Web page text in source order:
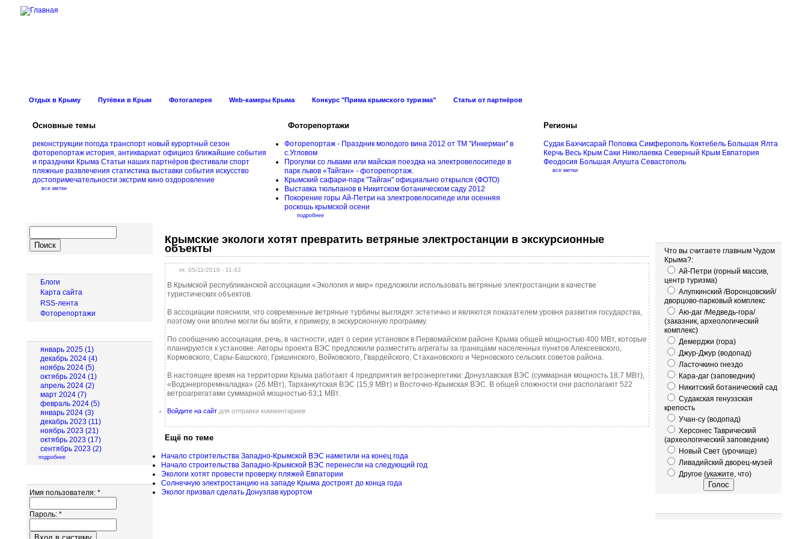
Отдых в Крыму Путёвки в Крым Фотогалерея Web-камеры Крыма Конкурс "Прима крымского туризма" Статьи от партнёров
Основные темы
реконструкции погода транспорт новый курортный сезон
фоторепортаж история, антиквариат официоз ближайшие события
и праздники Крыма Статьи наших партнёров фестивали спорт
пляжные развлечения статистика выставки события искусство
достопримечательности экстрим кино оздоровление
все метки
Фоторепортажи
Фоторепортаж - Праздник молодого вина 2012 от ТМ "Инкерман" в
с.Угловом
Прогулки cо львами или майская поездка на электровелосипеде в
парк львов «Тайган» - фоторепортаж.
Крымский сафари-парк "Тайган" официально открылся (ФОТО)
Выставка тюльпанов в Никитском ботаническом саду 2012
Покорение горы Ай-Петри на электровелосипеде или осенняя
роскошь крымской осени
подробнее
Регионы
Судак Бахчисарай Поповка Симферополь Коктебель Большая Ялта
Керчь Весь Крым Саки Николаевка Северный Крым Евпатория
Феодосия Большая Алушта Севастополь
все метки
Блоги
Карта сайта
RSS-лента
Фоторепортажи
январь 2025 (1)
декабрь 2024 (4)
ноябрь 2024 (5)
октябрь 2024 (1)
апрель 2024 (2)
март 2024 (7)
февраль 2024 (5)
январь 2024 (3)
декабрь 2023 (11)
ноябрь 2023 (21)
октябрь 2023 (17)
сентябрь 2023 (2)
подробнее
Имя пользователя: *
Пароль: *
Крымские экологи хотят превратить ветряные электростанции в экскурсионные
объекты
пт, 05/11/2010 - 11:42
В Крымской республиканской ассоциации «Экология и мир» предложили использовать ветряные электростанции в качестве
туристических объектов.
В ассоциации пояснили, что современные ветряные турбины выглядят эстетично и являются показателем уровня развития государства,
поэтому они вполне могли бы войти, к примеру, в экскурсионную программу.
По сообщению ассоциации, речь, в частности, идет о серии установок в Первомайском районе Крыма общей мощностью 400 МВт, которые
планируются к установке. Авторы проекта ВЭС предложили разместить агрегаты за границами населенных пунктов Алексеевского,
Кормовского, Сары-Башского, Гришинского, Войковского, Гвардейского, Стахановского и Черновского сельских советов района.
В настоящее время на территории Крыма работают 4 предприятия ветроэнергетики: Донузлавская ВЭС (суммарная мощность 18,7 МВт),
«Водэнергоремналадка» (26 МВт), Тарханкутская ВЭС (15,9 МВт) и Восточно-Крымская ВЭС. В общей сложности они располагают 522
ветроагрегатами суммарной мощностью 63,1 МВт.
Войдите на сайтдля отправки комментариев
Ещё по теме
Начало строительства Западно-Крымской ВЭС наметили на конец года
Начало строительства Западно-Крымской ВЭС перенесли на следующий год
Экологи хотят провести проверку пляжей Евпатории
Солнечную электростанцию на западе Крыма достроят до конца года
Эколог призвал сделать Донузлав курортом
Что вы считаете главным Чудом
Крыма?:
Ай-Петри (горный массив,
центр туризма)
Алупкинский /Воронцовский/
дворцово-парковый комплекс
Аю-даг /Медведь-гора/
(заказник, археологический
комплекс)
Демерджи (гора)
Джур-Джур (водопад)
Ласточкино гнездо
Кара-даг (заповедник)
Никитский ботанический сад
Судакская генуэзская
крепость
Учан-су (водопад)
Херсонес Таврический
(археологический заповедник)
Новый Свет (урочище)
Ливадийский дворец-музей
Другое (укажите, что)